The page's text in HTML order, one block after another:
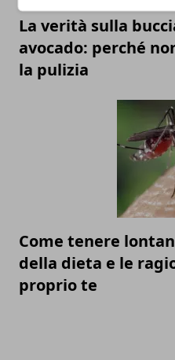
La verità sulla
avocado: perché
la pulizia
Come tenere
della dieta e le
proprio te